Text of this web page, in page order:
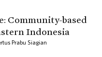
Community-based
Indonesia
Prabu Siagian